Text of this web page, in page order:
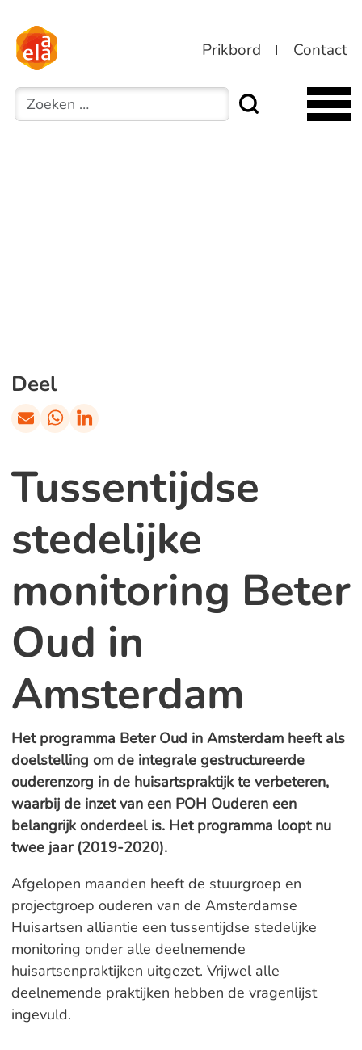
Prikbord Contact
Zoeken
Tussentijdse
stedelijke
monitoring Beter
Oud in
Amsterdam
Het programma Beter Oud in Amsterdam heeft als
doelstelling om de integrale gestructureerde
ouderenzorg in de huisartspraktijk te verbeteren,
waarbij de inzet van een POH Ouderen een
belangrijk onderdeel is. Het programma loopt nu
twee jaar (2019-2020).
Afgelopen maanden heeft de stuurgroep en
projectgroep ouderen van de Amsterdamse
Huisartsen alliantie een tussentijdse stedelijke
monitoring onder alle deelnemende
huisartsenpraktijken uitgezet. Vrijwel alle
deelnemende praktijken hebben de vragenlijst
ingevuld.
Deel